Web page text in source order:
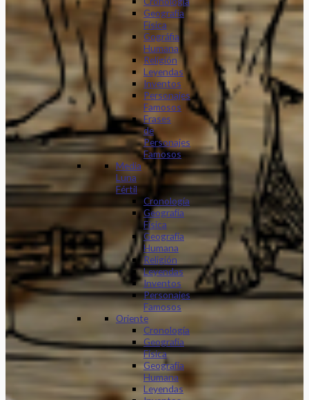
Geografía
Física
Gográfia
Humana
Religión
Leyendas
Inventos
Personajes
Famosos
Frases
de
Personajes
Famosos
Media
Luna
Fértil
Cronología
Geografía
Física
Geografía
Humana
Religión
Leyendas
Inventos
Personajes
Famosos
Oriente
Cronología
Geografía
Física
Geografía
Humana
Leyendas